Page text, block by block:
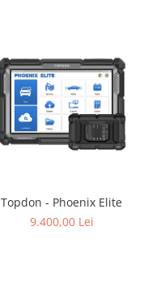
Topdon - Phoenix Elite
9.400,00 Lei